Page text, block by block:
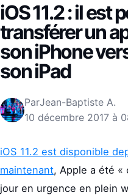
iOS 11.2 : il est
transférer un
son iPhone
son iPad
ParJean-Baptiste A.
10 décembre 2017 à
iOS 11.2 est disponible
maintenant, Apple a été «
jour en urgence en plein